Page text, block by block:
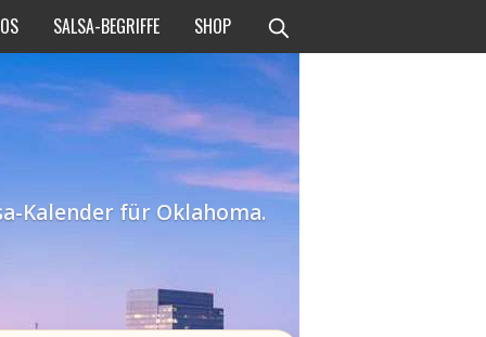
SALSA-BEGRIFFE SHOP
Kalender für Oklahoma.